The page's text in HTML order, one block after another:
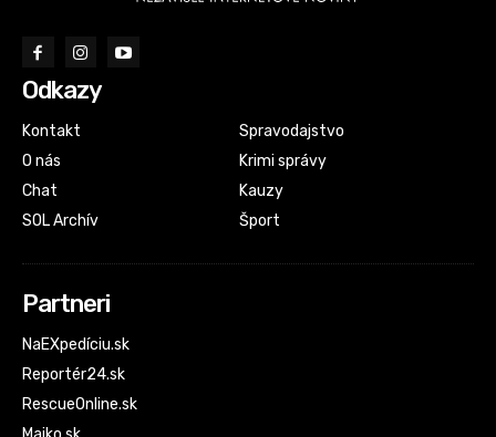
Odkazy
Kontakt
O nás
Chat
SOL Archív
Spravodajstvo
Krimi správy
Kauzy
Šport
Partneri
NaEXpedíciu.sk
Reportér24.sk
RescueOnline.sk